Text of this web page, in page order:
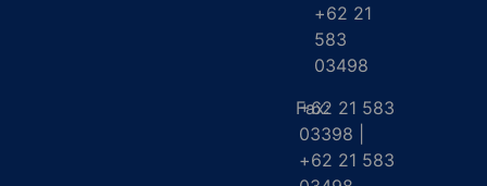
+62 21
583
03498
Fax:
+62 21 583
03398 |
+62 21 583